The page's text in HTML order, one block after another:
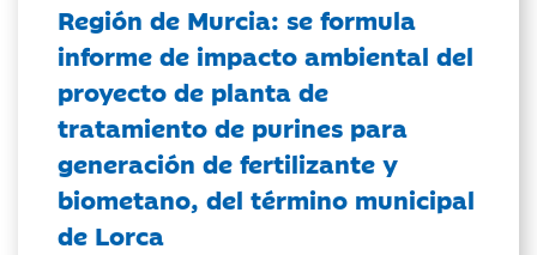
Región de Murcia: se formula
informe de impacto ambiental del
proyecto de planta de
tratamiento de purines para
generación de fertilizante y
biometano, del término municipal
de Lorca